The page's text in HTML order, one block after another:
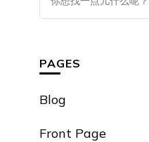
什
西
吗?
PAGES
Blog
Front Page